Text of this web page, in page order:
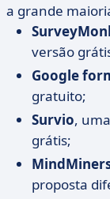
a grande
versão
Google
gratuito;
Survio,
grátis;
proposta